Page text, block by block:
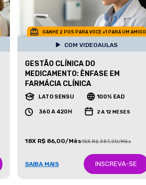
GANHE 2 POS PARA VOCE +1 PARA UM AMIGO
COM VIDEOAULAS
GESTÃO CLÍNICA DO
MEDICAMENTO: ÊNFASE EM
FARMÁCIA CLÍNICA
LATO SENSU 100% EAD
360 A 420H 2 A 12 MESES
18X R$ 86,00/Mês18X R$ 387,00/Mês
SAIBA MAIS INSCREVA-SE